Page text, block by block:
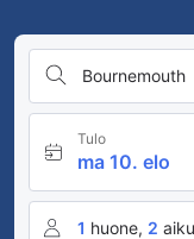
Bournemouth
Tulo
ma 10. elo
1 huone, 2